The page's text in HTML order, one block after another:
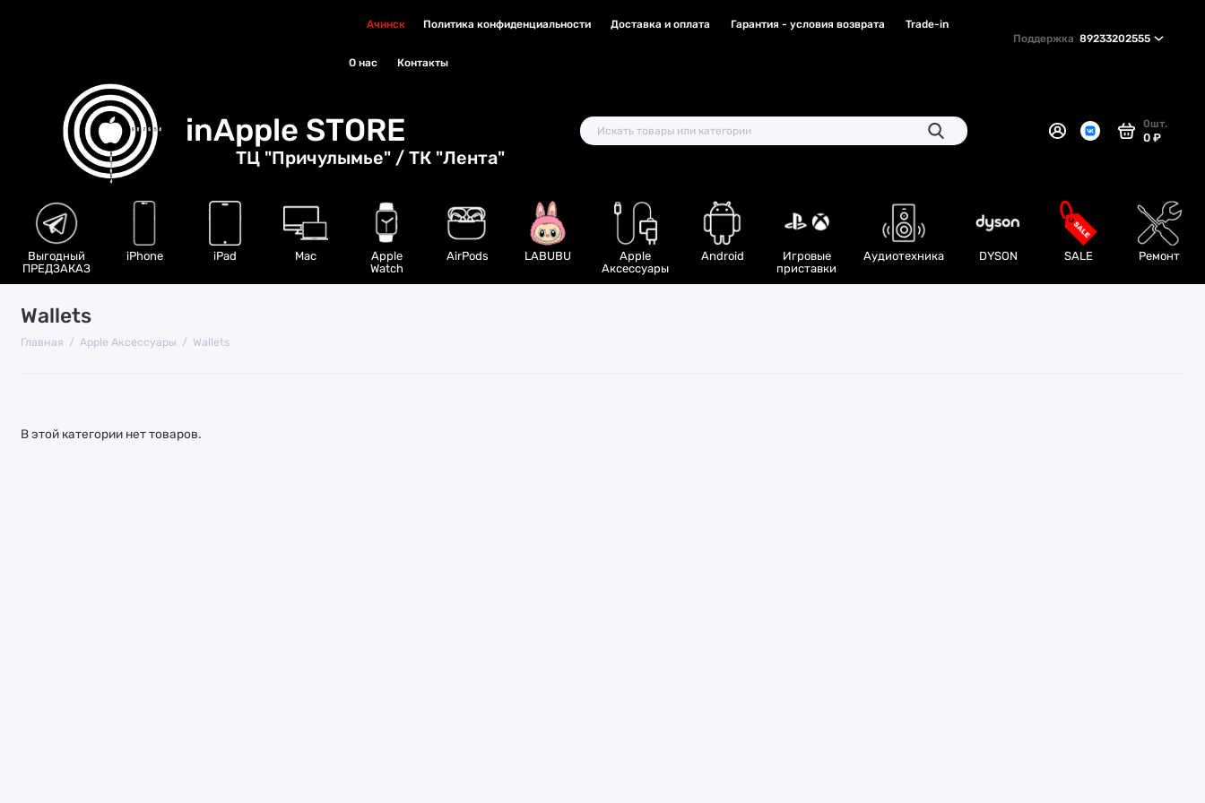
Ачинск Политика конфиденциальности Доставка и оплата Гарантия - условия возврата Trade-in
О нас Контакты
Поддержка 89233202555
inApple STORE
ТЦ "Причулымье" / ТК "Лента"
0шт.
0 ₽
Выгодный
ПРЕДЗАКАЗ
iPhone iPad Mac
Apple
Watch
AirPods LABUBU
Apple
Аксессуары
Android
Игровые
приставки
Аудиотехника DYSON SALE Ремонт
Wallets
Главная Apple Аксессуары Wallets
В этой категории нет товаров.